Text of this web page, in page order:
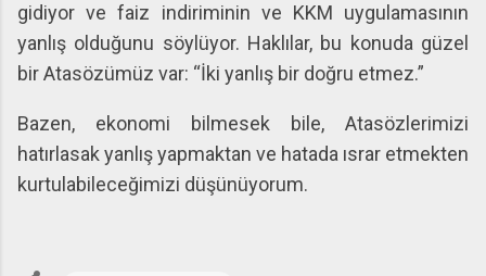
gidiyor ve faiz indiriminin ve KKM uygulamasının
yanlış olduğunu söylüyor. Haklılar, bu konuda güzel
bir Atasözümüz var: “İki yanlış bir doğru etmez.”
Bazen, ekonomi bilmesek bile, Atasözlerimizi
hatırlasak yanlış yapmaktan ve hatada ısrar etmekten
kurtulabileceğimizi düşünüyorum.